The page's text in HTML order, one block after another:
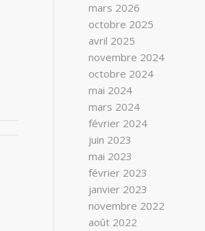
mars 2026
octobre 2025
avril 2025
novembre 2024
octobre 2024
mai 2024
mars 2024
février 2024
juin 2023
mai 2023
février 2023
janvier 2023
novembre 2022
août 2022